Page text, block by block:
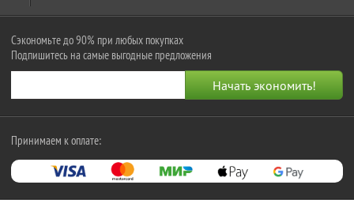
Сэкономьте до 90% при любых покупках
Подпишитесь на самые выгодные предложения
Принимаем к оплате: